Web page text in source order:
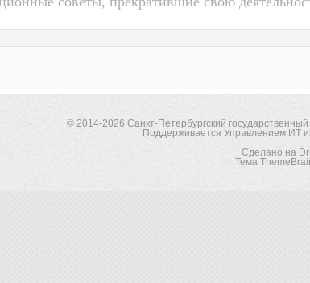
© 2014-2026 Санкт-Петербургский
Поддерживается Управлением ИТ
Сделано на
Тема